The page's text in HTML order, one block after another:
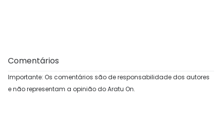
Comentários
Importante: Os comentários são de responsabilidade dos autores
e não representam a opinião do Aratu On.